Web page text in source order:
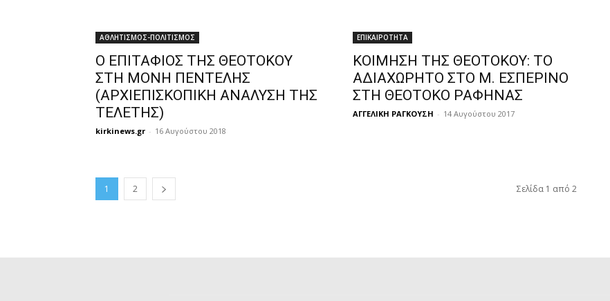
ΑΘΛΗΤΙΣΜΟΣ-ΠΟΛΙΤΙΣΜΟΣ
Ο ΕΠΙΤΑΦΙΟΣ ΤΗΣ ΘΕΟΤΟΚΟΥ
ΣΤΗ ΜΟΝΗ ΠΕΝΤΕΛΗΣ
(ΑΡΧΙΕΠΙΣΚΟΠΙΚΗ ΑΝΑΛΥΣΗ ΤΗΣ
ΤΕΛΕΤΗΣ)
kirkinews.gr - 16 Αυγούστου 2018
ΕΠΙΚΑΙΡΟΤΗΤΑ
ΚΟΙΜΗΣΗ ΤΗΣ ΘΕΟΤΟΚΟΥ: ΤΟ
ΑΔΙΑΧΩΡΗΤΟ ΣΤΟ Μ. ΕΣΠΕΡΙΝΟ
ΣΤΗ ΘΕΟΤΟΚΟ ΡΑΦΗΝΑΣ
ΑΓΓΕΛΙΚΗ ΡΑΓΚΟΥΣΗ - 14 Αυγούστου 2017
1 2 Σελίδα 1 από 2